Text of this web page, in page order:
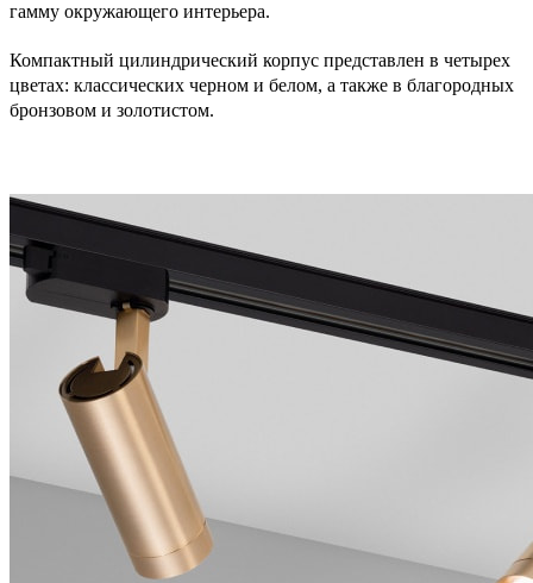
гамму окружающего интерьера.
Компактный цилиндрический корпус представлен в четырех
цветах: классических черном и белом, а также в благородных
бронзовом и золотистом.